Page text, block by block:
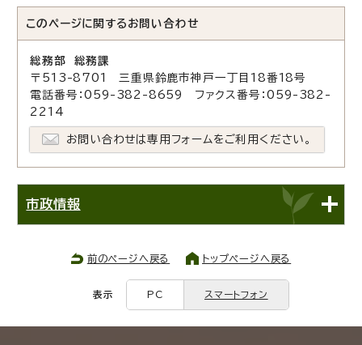
このページに関する お問い合わせ
総務部 総務課
〒513-8701 三重県鈴鹿市神戸一丁目18番18号
電話番号：059-382-8659 ファクス番号：059-382-
2214
お問い合わせは専用フォームをご利用ください。
市政情報
前のページへ戻る トップページへ戻る
表示 PC スマートフォン